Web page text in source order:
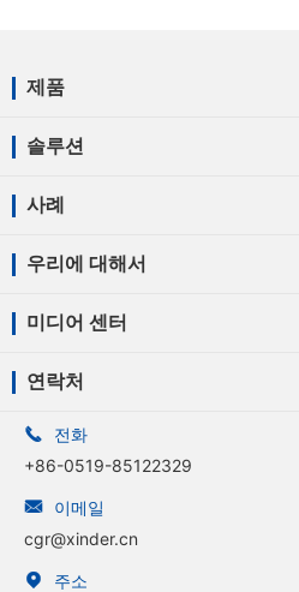
제품
솔루션
사례
우리에 대해서
미디어 센터
연락처

전화
+86-0519-85122329

이메일
cgr@xinder.cn
 주소